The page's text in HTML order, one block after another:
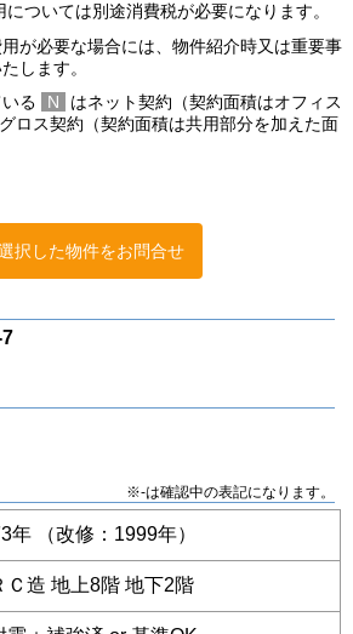
ついては別途消費税が必要になります。
が必要な場合には、物件紹介時又は重要事
します。
る
N
はネット契約（契約面積はオフィス
ロス契約（契約面積は共用部分を加えた面
択した物件をお問合せ
※-は確認中の表記になります。
年 （改修：1999年）
Ｃ造 地上8階 地下2階